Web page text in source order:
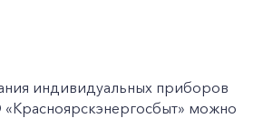
индивидуальных приборов
можно